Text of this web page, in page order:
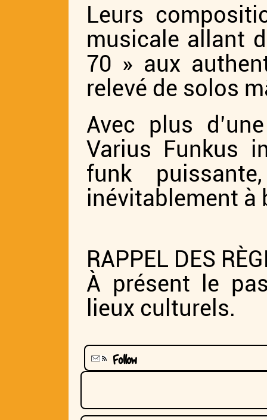
Leurs
musicale allant
70 » aux
relevé de
Avec plus
Varius Funkus
funk
inévitablement à
RAPPEL DES
À présent le
lieux culturels.
Follow